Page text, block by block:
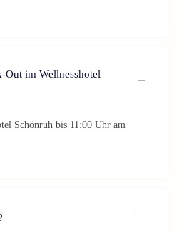
Out im Wellnesshotel
Schönruh bis 11:00 Uhr am